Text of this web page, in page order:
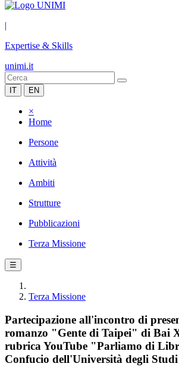
|
Expertise & Skills
unimi.it
IT EN
×
Home
Persone
Attività
Ambiti
Strutture
Pubblicazioni
Terza Missione
☰
Terza Missione
Partecipazione all'incontro di
romanzo "Gente di Taipei" di Bai
rubrica YouTube "Parliamo di
Confucio dell'Università degli